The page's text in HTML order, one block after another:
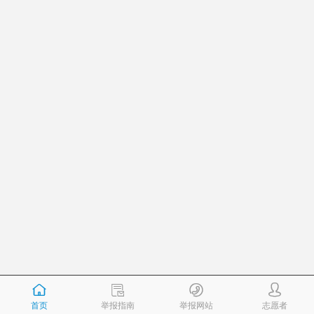
首页 举报指南 举报网站 志愿者